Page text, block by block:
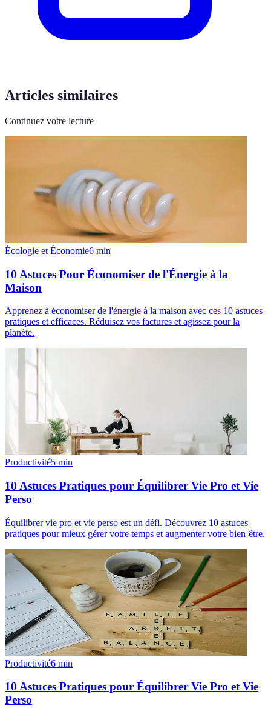
Articles similaires
Continuez votre lecture
Écologie et Économie6 min
10 Astuces Pour Économiser de l'Énergie à la
Maison
Apprenez à économiser de l'énergie à la maison avec ces 10 astuces
pratiques et efficaces. Réduisez vos factures et agissez pour la
planète.
Productivité5 min
10 Astuces Pratiques pour Équilibrer Vie Pro et Vie
Perso
Équilibrer vie pro et vie perso est un défi. Découvrez 10 astuces
pratiques pour mieux gérer votre temps et augmenter votre bien-être.
Productivité6 min
10 Astuces Pratiques pour Équilibrer Vie Pro et Vie
Perso